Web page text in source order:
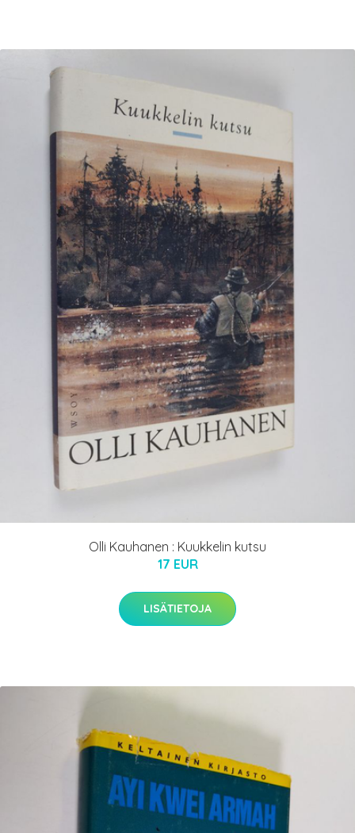
Olli Kauhanen : Kuukkelin kutsu
17 EUR
LISÄTIETOJA